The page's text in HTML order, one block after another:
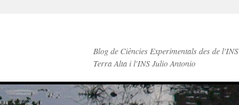
Blog de Ciències Experimentals des de l'INS
Terra Alta i l'INS Julio Antonio